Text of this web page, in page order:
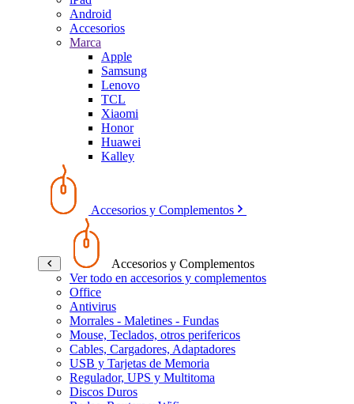
Android
Accesorios
Marca
Apple
Samsung
Lenovo
TCL
Xiaomi
Honor
Huawei
Kalley
Accesorios y Complementos
Accesorios y Complementos
Ver todo en accesorios y complementos
Office
Antivirus
Morrales - Maletines - Fundas
Mouse, Teclados, otros perifericos
Cables, Cargadores, Adaptadores
USB y Tarjetas de Memoria
Regulador, UPS y Multitoma
Discos Duros